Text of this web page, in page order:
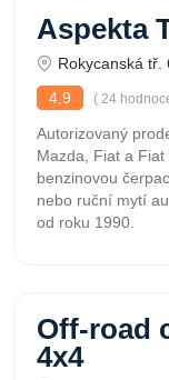
Aspekta
Rokycanská tř.
4,9
( 24
Autorizovaný
Mazda, Fiat a
benzinovou
nebo ruční mytí
od roku 1990.
Off-road
4x4